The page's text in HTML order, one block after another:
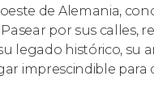
de Alemania,
por sus calles,
legado histórico, su
imprescindible para